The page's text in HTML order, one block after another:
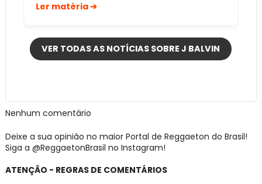
Ler matéria ➔
VER TODAS AS NOTÍCIAS SOBRE J BALVIN
Nenhum comentário
Deixe a sua opinião no maior Portal de Reggaeton do Brasil!
Siga a @ReggaetonBrasil no Instagram!
ATENÇÃO - REGRAS DE COMENTÁRIOS